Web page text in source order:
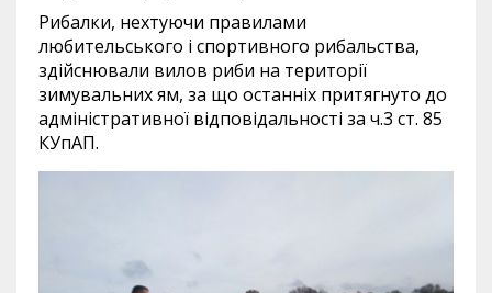
Рибалки, нехтуючи правилами
любительського і спортивного рибальства,
здійснювали вилов риби на території
зимувальних ям, за що останніх притягнуто до
адміністративної відповідальності за ч.3 ст. 85
КУпАП.